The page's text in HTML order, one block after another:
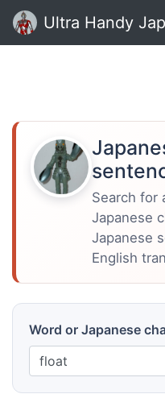
Ultra Handy
Search for
Japanese
Japanese
English
Word or Japanese